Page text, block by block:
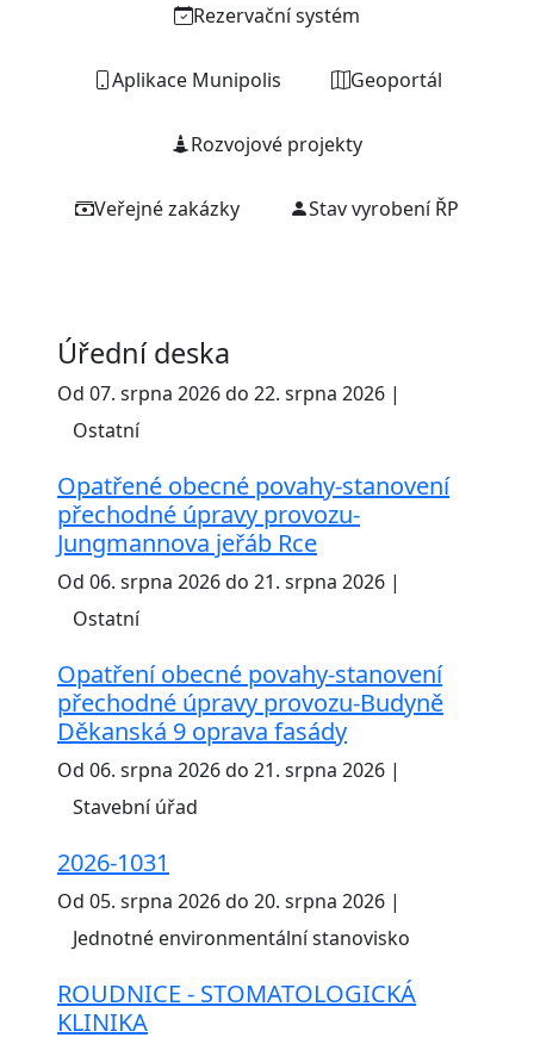
Rezervační systém
Aplikace Munipolis Geoportál
Rozvojové projekty
Veřejné zakázky Stav vyrobení ŘP
Úřední deska
Od 07. srpna 2026 do 22. srpna 2026 |
Ostatní
Opatřené obecné povahy-stanovení
přechodné úpravy provozu-
Jungmannova jeřáb Rce
Od 06. srpna 2026 do 21. srpna 2026 |
Ostatní
Opatření obecné povahy-stanovení
přechodné úpravy provozu-Budyně
Děkanská 9 oprava fasády
Od 06. srpna 2026 do 21. srpna 2026 |
Stavební úřad
2026-1031
Od 05. srpna 2026 do 20. srpna 2026 |
Jednotné environmentální stanovisko
ROUDNICE - STOMATOLOGICKÁ
KLINIKA